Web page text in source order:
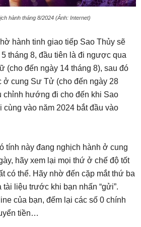
hành tháng 8/2024 (Ảnh: Internet)
hành tinh giao tiếp Sao Thủy sẽ
tháng 8, đầu tiên là đi ngược qua
(cho đến ngày 14 tháng 8), sau đó
ở cung Sư Tử (cho đến ngày 28
chỉnh hướng đi cho đến khi Sao
cùng vào năm 2024 bắt đầu vào
tính này đang nghịch hành ở cung
hãy xem lại mọi thứ ở chế độ tốt
có thể. Hãy nhờ đến cặp mắt thứ ba
liệu trước khi bạn nhấn “gửi”.
của bạn, đếm lại các số 0 chính
tiền…